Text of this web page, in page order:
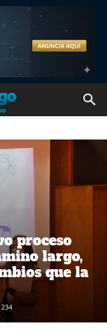
proceso
largo,
que la
234